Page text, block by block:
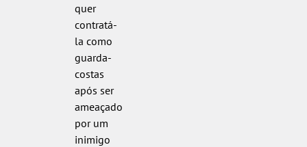
quer
contratá-
la como
guarda-
costas
após ser
ameaçado
por um
inimigo